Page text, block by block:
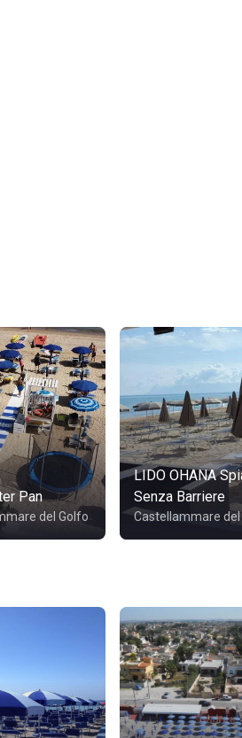
Pan
del Golfo
LIDO OHANA
Senza Barriere
Castellammare del